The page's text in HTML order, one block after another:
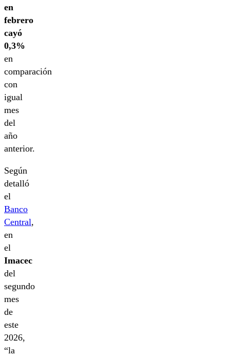
en
febrero
cayó
0,3%
en
comparación
con
igual
mes
del
año
anterior.
Según
detalló
el
Banco
Central,
en
el
Imacec
del
segundo
mes
de
este
2026,
“la